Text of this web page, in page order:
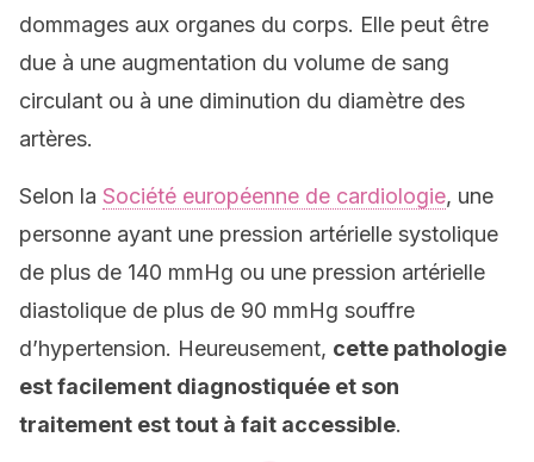
dommages aux organes du corps. Elle peut être
due à une augmentation du volume de sang
circulant ou à une diminution du diamètre des
artères.
Selon la Société européenne de cardiologie, une
personne ayant une pression artérielle systolique
de plus de 140 mmHg ou une pression artérielle
diastolique de plus de 90 mmHg souffre
d’hypertension. Heureusement, cette pathologie
est facilement diagnostiquée et son
traitement est tout à fait accessible.